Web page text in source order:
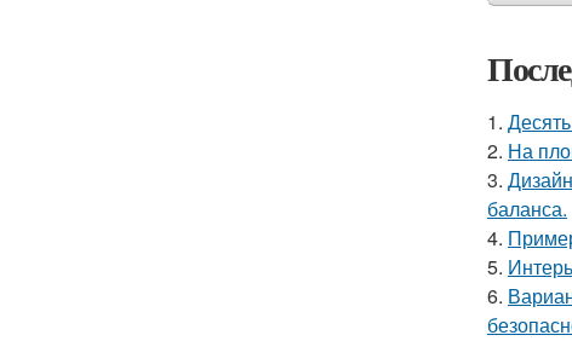
1.
2. На
3.
баланса.
4.
5.
6.